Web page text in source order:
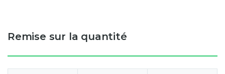
Remise sur la quantité